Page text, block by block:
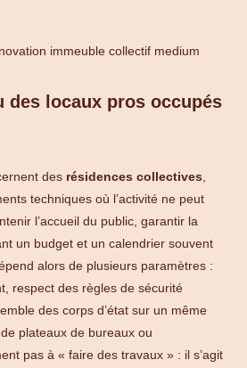
locaux pros occupés
des résidences collectives
techniques où l’activité ne peut
l’accueil du public, garantir la
un budget et un calendrier souvent
alors de plusieurs paramètres :
respect des règles de sécurité
des corps d’état sur un même
plateaux de bureaux ou
pas à « faire des travaux » : il s’agit